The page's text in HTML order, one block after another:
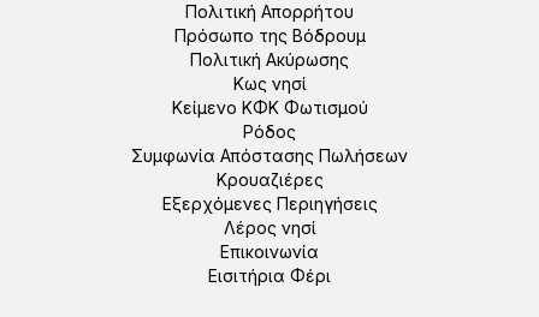
Πολιτική Απορρήτου
Πρόσωπο της Βόδρουμ
Πολιτική Ακύρωσης
Κως νησί
Κείμενο ΚΦΚ Φωτισμού
Ρόδος
Συμφωνία Απόστασης Πωλήσεων
Κρουαζιέρες
Εξερχόμενες Περιηγήσεις
Λέρος νησί
Επικοινωνία
Εισιτήρια Φέρι